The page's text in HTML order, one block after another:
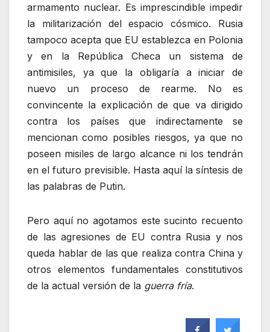
armamento nuclear. Es imprescindible impedir
la militarización del espacio cósmico. Rusia
tampoco acepta que EU establezca en Polonia
y en la República Checa un sistema de
antimisiles, ya que la obligaría a iniciar de
nuevo un proceso de rearme. No es
convincente la explicación de que va dirigido
contra los países que indirectamente se
mencionan como posibles riesgos, ya que no
poseen misiles de largo alcance ni los tendrán
en el futuro previsible. Hasta aquí la síntesis de
las palabras de Putin.
Pero aquí no agotamos este sucinto recuento
de las agresiones de EU contra Rusia y nos
queda hablar de las que realiza contra China y
otros elementos fundamentales constitutivos
de la actual versión de la guerra fría.